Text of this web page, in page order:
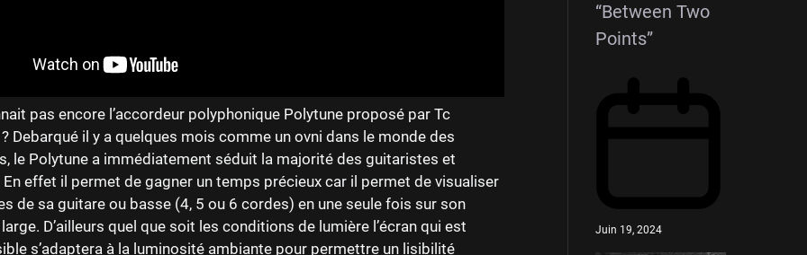
pas encore l’accordeur polyphonique Polytune proposé par Tc
Debarqué il y a quelques mois comme un ovni dans le monde des
le Polytune a immédiatement séduit la majorité des guitaristes et
effet il permet de gagner un temps précieux car il permet de visualiser
de sa guitare ou basse (4, 5 ou 6 cordes) en une seule fois sur son
D’ailleurs quel que soit les conditions de lumière l’écran qui est
s’adaptera à la luminosité ambiante pour permettre un lisibilité
“Between Two
Points”
Juin 19, 2024